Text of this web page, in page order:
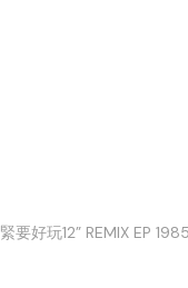
要好玩12” REMIX EP